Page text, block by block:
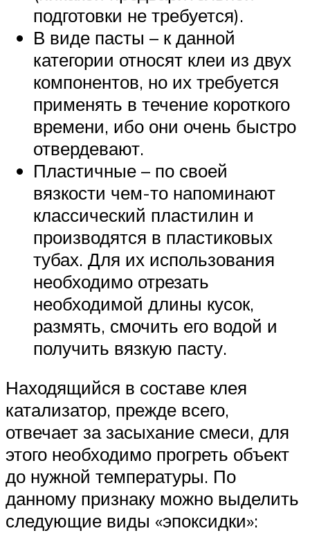
подготовки не требуется).
В виде пасты – к данной
категории относят клеи из двух
компонентов, но их требуется
применять в течение короткого
времени, ибо они очень быстро
отвердевают.
Пластичные – по своей
вязкости чем-то напоминают
классический пластилин и
производятся в пластиковых
тубах. Для их использования
необходимо отрезать
необходимой длины кусок,
размять, смочить его водой и
получить вязкую пасту.
Находящийся в составе клея
катализатор, прежде всего,
отвечает за засыхание смеси, для
этого необходимо прогреть объект
до нужной температуры. По
данному признаку можно выделить
следующие виды «эпоксидки»: